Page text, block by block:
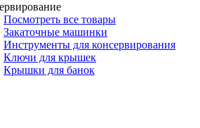
Посмотреть все товары
Закаточные машинки
Инструменты для консервирования
Ключи для крышек
Крышки для банок